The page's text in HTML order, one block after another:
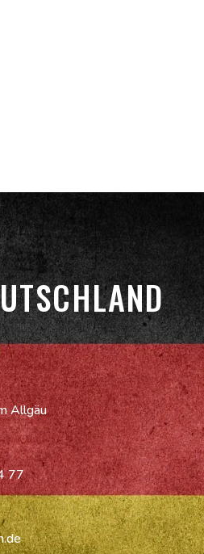
Allgäu
77